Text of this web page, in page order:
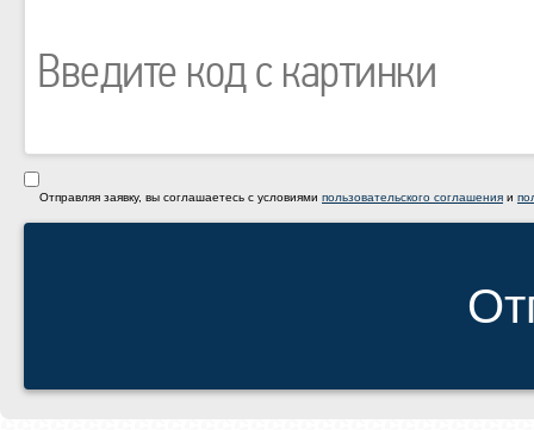
Отправляя заявку, вы соглашаетесь с условиями пользовательского соглашения и